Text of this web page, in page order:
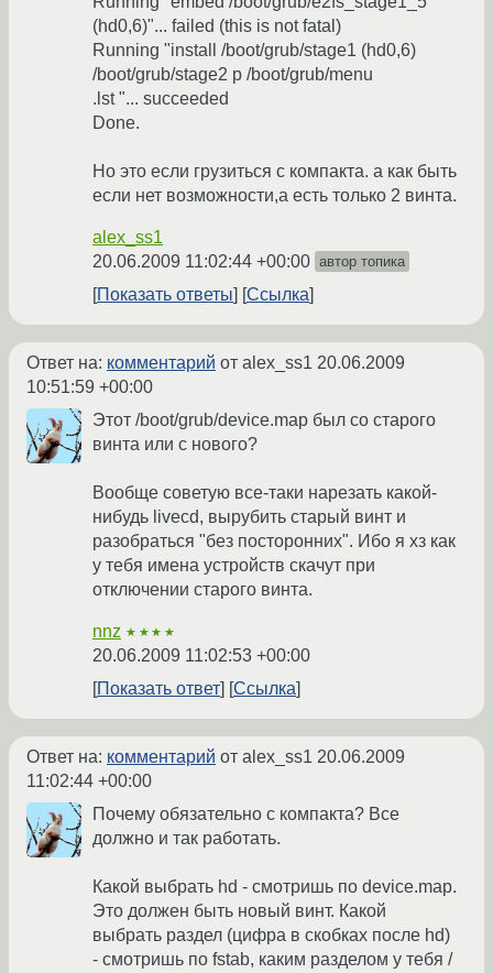
(hd0,6)"... failed (this is not fatal)
Running "install /boot/grub/stage1 (hd0,6)
/boot/grub/stage2 p /boot/grub/menu
.lst "... succeeded
Done.
Но это если грузиться с компакта. а как быть
если нет возможности,а есть только 2 винта.
alex_ss1
20.06.2009 11:02:44 +00:00 автор топика
Показать ответы Ссылка
Ответ на: комментарий от alex_ss1 20.06.2009
10:51:59 +00:00
Этот /boot/grub/device.map был со старого
винта или с нового?
Вообще советую все-таки нарезать какой-
нибудь livecd, вырубить старый винт и
разобраться "без посторонних". Ибо я хз как
у тебя имена устройств скачут при
отключении старого винта.
nnz ★★★★
20.06.2009 11:02:53 +00:00
Показать ответ
Ссылка
Ответ на: комментарий от alex_ss1 20.06.2009
11:02:44 +00:00
Почему обязательно с компакта? Все
должно и так работать.
Какой выбрать hd - смотришь по device.map.
Это должен быть новый винт. Какой
выбрать раздел (цифра в скобках после hd)
- смотришь по fstab, каким разделом у тебя /